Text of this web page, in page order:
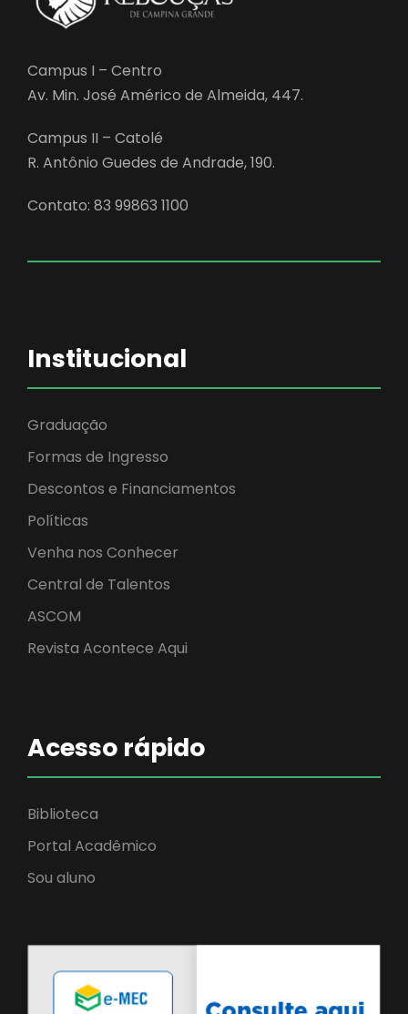
Campus I – Centro
Av. Min. José Américo de Almeida, 447.
Campus II – Catolé
R. Antônio Guedes de Andrade, 190.
Contato: 83 99863 1100
Institucional
Graduação
Formas de Ingresso
Descontos e Financiamentos
Políticas
Venha nos Conhecer
Central de Talentos
ASCOM
Revista Acontece Aqui
Acesso rápido
Biblioteca
Portal Acadêmico
Sou aluno